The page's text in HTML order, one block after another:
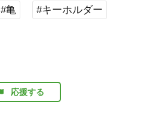
#亀 #キーホルダー
応援する